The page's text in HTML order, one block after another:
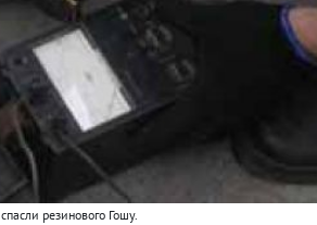
спасли резинового Гошу.